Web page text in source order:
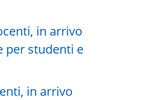
in arrivo